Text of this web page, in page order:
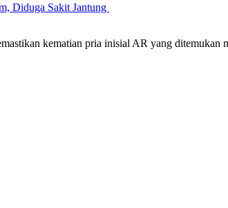
Diduga Sakit Jantung
kematian pria inisial AR yang